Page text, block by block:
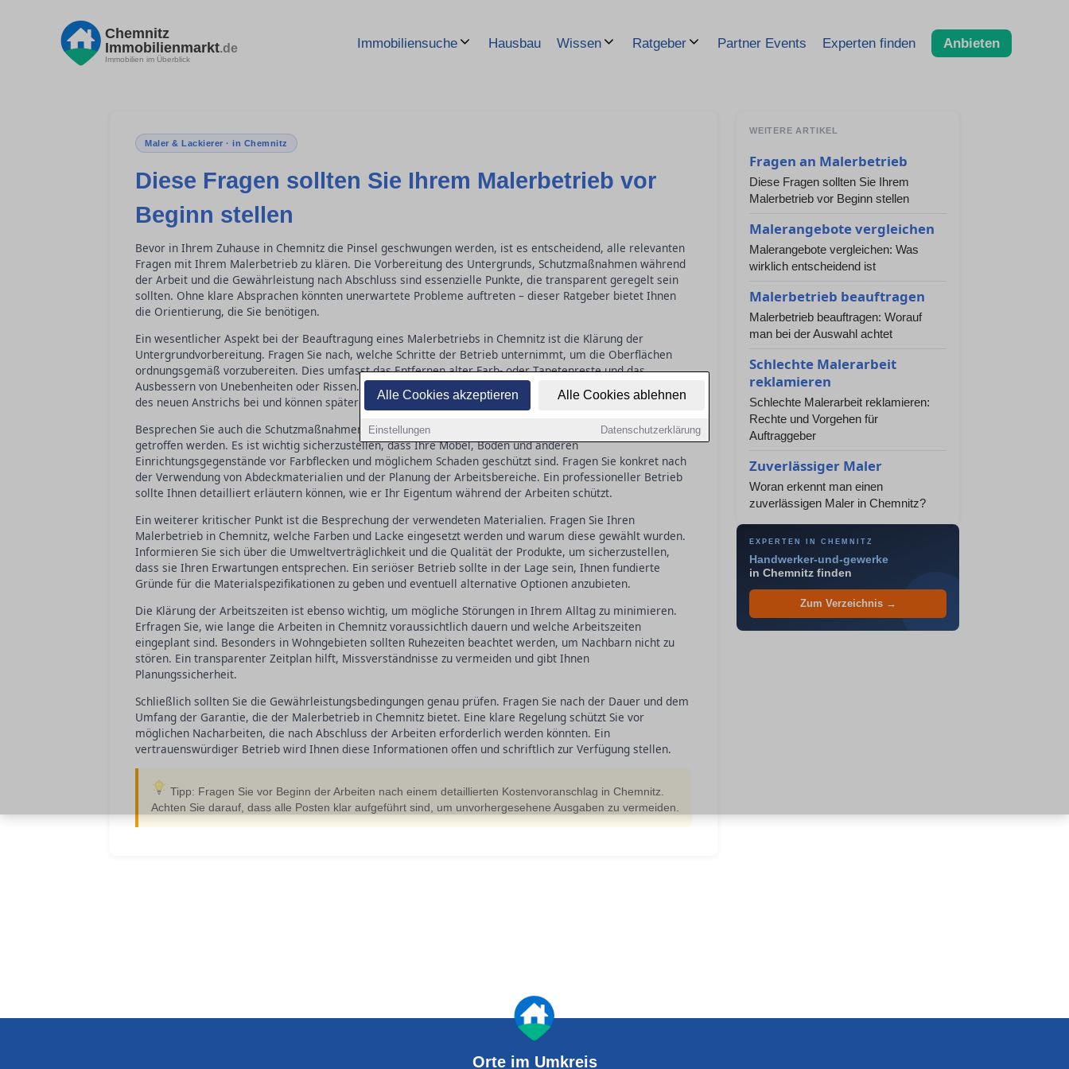
Alle Cookies akzeptieren Alle Cookies ablehnen
Einstellungen Datenschutzerklärung
Chemnitz
Immobilienmarkt.de
Immobilien im Überblick
Immobiliensuche Hausbau Wissen Ratgeber Partner Events Experten finden Anbieten
Maler & Lackierer · in Chemnitz
Diese Fragen sollten Sie Ihrem Malerbetrieb vor
Beginn stellen
Bevor in Ihrem Zuhause in Chemnitz die Pinsel geschwungen werden, ist es entscheidend, alle relevanten
Fragen mit Ihrem Malerbetrieb zu klären. Die Vorbereitung des Untergrunds, Schutzmaßnahmen während
der Arbeit und die Gewährleistung nach Abschluss sind essenzielle Punkte, die transparent geregelt sein
sollten. Ohne klare Absprachen könnten unerwartete Probleme auftreten – dieser Ratgeber bietet Ihnen
die Orientierung, die Sie benötigen.
Ein wesentlicher Aspekt bei der Beauftragung eines Malerbetriebs in Chemnitz ist die Klärung der
Untergrundvorbereitung. Fragen Sie nach, welche Schritte der Betrieb unternimmt, um die Oberflächen
ordnungsgemäß vorzubereiten. Dies umfasst das Entfernen alter Farb- oder Tapetenreste und das
Ausbessern von Unebenheiten oder Rissen. Gut vorbereitete Wände tragen entscheidend zur Langlebigkeit
des neuen Anstrichs bei und können spätere Probleme verhindern.
Besprechen Sie auch die Schutzmaßnahmen, die während der Arbeiten in Ihrem Zuhause in Chemnitz
getroffen werden. Es ist wichtig sicherzustellen, dass Ihre Möbel, Böden und anderen
Einrichtungsgegenstände vor Farbflecken und möglichem Schaden geschützt sind. Fragen Sie konkret nach
der Verwendung von Abdeckmaterialien und der Planung der Arbeitsbereiche. Ein professioneller Betrieb
sollte Ihnen detailliert erläutern können, wie er Ihr Eigentum während der Arbeiten schützt.
Ein weiterer kritischer Punkt ist die Besprechung der verwendeten Materialien. Fragen Sie Ihren
Malerbetrieb in Chemnitz, welche Farben und Lacke eingesetzt werden und warum diese gewählt wurden.
Informieren Sie sich über die Umweltverträglichkeit und die Qualität der Produkte, um sicherzustellen,
dass sie Ihren Erwartungen entsprechen. Ein seriöser Betrieb sollte in der Lage sein, Ihnen fundierte
Gründe für die Materialspezifikationen zu geben und eventuell alternative Optionen anzubieten.
Die Klärung der Arbeitszeiten ist ebenso wichtig, um mögliche Störungen in Ihrem Alltag zu minimieren.
Erfragen Sie, wie lange die Arbeiten in Chemnitz voraussichtlich dauern und welche Arbeitszeiten
eingeplant sind. Besonders in Wohngebieten sollten Ruhezeiten beachtet werden, um Nachbarn nicht zu
stören. Ein transparenter Zeitplan hilft, Missverständnisse zu vermeiden und gibt Ihnen
Planungssicherheit.
Schließlich sollten Sie die Gewährleistungsbedingungen genau prüfen. Fragen Sie nach der Dauer und dem
Umfang der Garantie, die der Malerbetrieb in Chemnitz bietet. Eine klare Regelung schützt Sie vor
möglichen Nacharbeiten, die nach Abschluss der Arbeiten erforderlich werden könnten. Ein
vertrauenswürdiger Betrieb wird Ihnen diese Informationen offen und schriftlich zur Verfügung stellen.
Tipp: Fragen Sie vor Beginn der Arbeiten nach einem detaillierten Kostenvoranschlag in Chemnitz.
Achten Sie darauf, dass alle Posten klar aufgeführt sind, um unvorhergesehene Ausgaben zu vermeiden.
WEITERE ARTIKEL
Fragen an Malerbetrieb
Diese Fragen sollten Sie Ihrem
Malerbetrieb vor Beginn stellen
Malerangebote vergleichen
Malerangebote vergleichen: Was
wirklich entscheidend ist
Malerbetrieb beauftragen
Malerbetrieb beauftragen: Worauf
man bei der Auswahl achtet
Schlechte Malerarbeit
reklamieren
Schlechte Malerarbeit reklamieren:
Rechte und Vorgehen für
Auftraggeber
Zuverlässiger Maler
Woran erkennt man einen
zuverlässigen Maler in Chemnitz?
EXPERTEN IN CHEMNITZ
Handwerker-und-gewerke
in Chemnitz finden
Zum Verzeichnis →
Orte im Umkreis